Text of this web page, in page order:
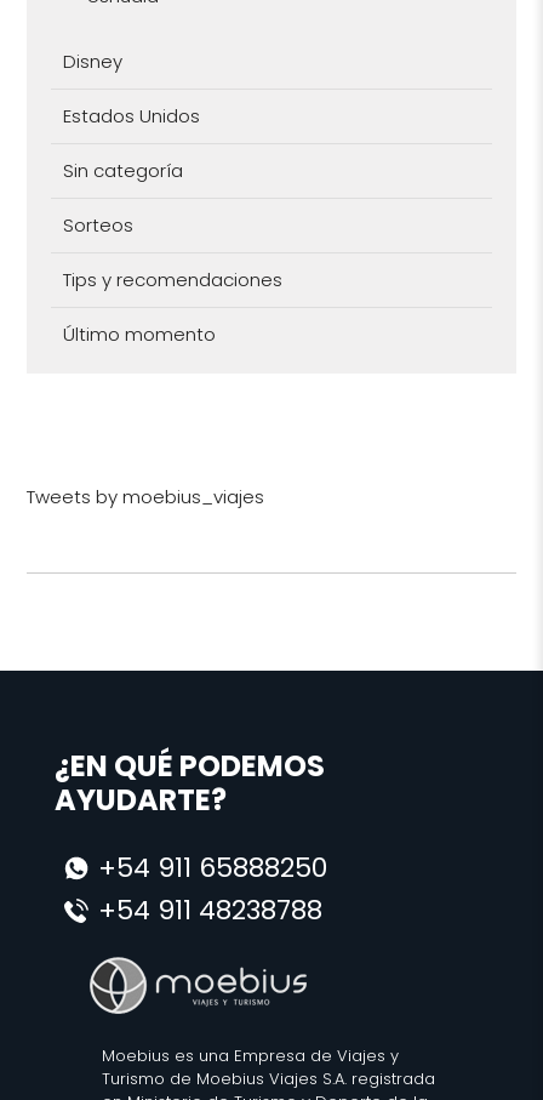
Disney
Estados Unidos
Sin categoría
Sorteos
Tips y recomendaciones
Último momento
Tweets by moebius_viajes
¿EN QUÉ PODEMOS
AYUDARTE?
+54 911 65888250
+54 911 48238788
Moebius es una Empresa de Viajes y
Turismo de Moebius Viajes S.A. registrada